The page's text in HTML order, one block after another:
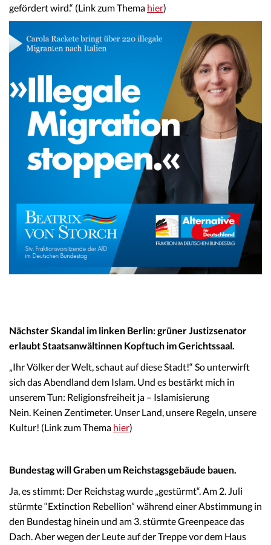
gefördert wird.“ (Link zum Thema hier)
Nächster Skandal im linken Berlin: grüner Justizsenator
erlaubt Staatsanwältinnen Kopftuch im Gerichtssaal.
„Ihr Völker der Welt, schaut auf diese Stadt!“ So unterwirft
sich das Abendland dem Islam. Und es bestärkt mich in
unserem Tun: Religionsfreiheit ja – Islamisierung
Nein. Keinen Zentimeter. Unser Land, unsere Regeln, unsere
Kultur! (Link zum Thema hier)
Bundestag will Graben um Reichstagsgebäude bauen.
Ja, es stimmt: Der Reichstag wurde „gestürmt“. Am 2. Juli
stürmte “Extinction Rebellion” während einer Abstimmung in
den Bundestag hinein und am 3. stürmte Greenpeace das
Dach. Aber wegen der Leute auf der Treppe vor dem Haus